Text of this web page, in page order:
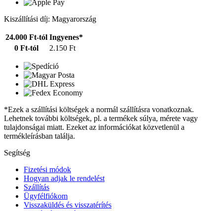
Kiszállítási díj: Magyarország
24.000 Ft-tól Ingyenes*
0 Ft-tól
2.150 Ft
*Ezek a szállítási költségek a normál szállításra vonatkoznak.
Lehetnek további költségek, pl. a termékek súlya, mérete vagy
tulajdonságai miatt. Ezeket az információkat közvetlenül a
termékleírásban találja.
Segítség
Fizetési módok
Hogyan adjak le rendelést
Szállítás
Ügyfélfiókom
Visszaküldés és visszatérítés